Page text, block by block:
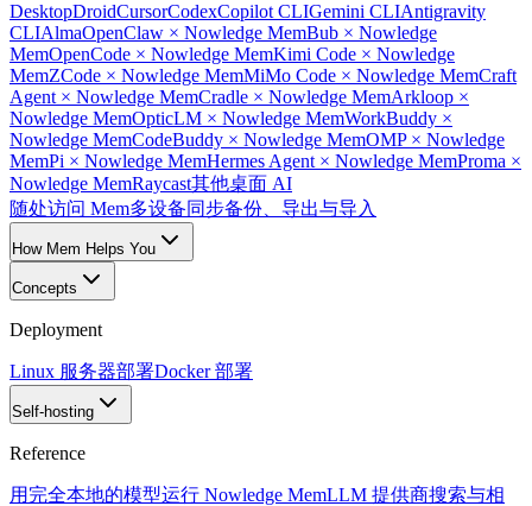
DesktopDroidCursorCodexCopilot CLIGemini CLIAntigravity
CLIAlmaOpenClaw × Nowledge MemBub × Nowledge
MemOpenCode × Nowledge MemKimi Code × Nowledge
MemZCode × Nowledge MemMiMo Code × Nowledge MemCraft
Agent × Nowledge MemCradle × Nowledge MemArkloop ×
Nowledge MemOpticLM × Nowledge MemWorkBuddy ×
Nowledge MemCodeBuddy × Nowledge MemOMP × Nowledge
MemPi × Nowledge MemHermes Agent × Nowledge MemProma ×
Nowledge MemRaycast其他桌面 AI
随处访问 Mem多设备同步备份、导出与导入
How Mem Helps You
Concepts
Deployment
Linux 服务器部署Docker 部署
Self-hosting
Reference
用完全本地的模型运行 Nowledge MemLLM 提供商搜索与相